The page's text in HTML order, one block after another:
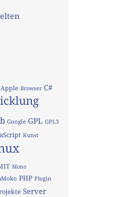
Apple Browser C#
Google GPL GPL3
Kunst
Mono
PHP Plugin
Server